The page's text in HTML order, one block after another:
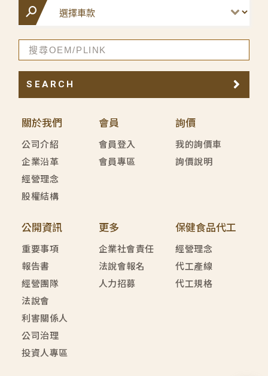
關於我們
公司介紹
企業沿革
經營理念
股權結構
會員
會員登入
會員專區
詢價
我的詢價車
詢價說明
公開資訊
重要事項
報告書
經營團隊
法說會
利害關係人
公司治理
投資人專區
更多
企業社會責任
法說會報名
人力招募
保健食品代工
經營理念
代工產線
代工規格
SEARCH